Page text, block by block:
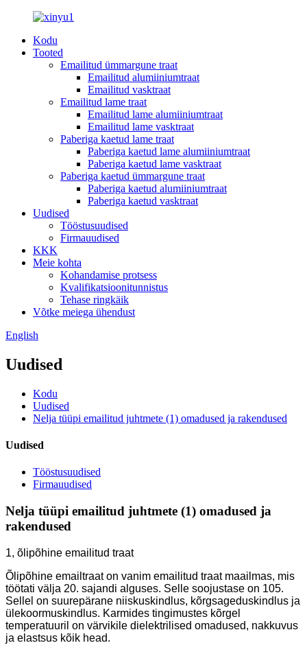
Kodu
Tooted
Emailitud ümmargune traat
Emailitud alumiiniumtraat
Emailitud vasktraat
Emailitud lame traat
Emailitud lame alumiiniumtraat
Emailitud lame vasktraat
Paberiga kaetud lame traat
Paberiga kaetud lame alumiiniumtraat
Paberiga kaetud lame vasktraat
Paberiga kaetud ümmargune traat
Paberiga kaetud alumiiniumtraat
Paberiga kaetud vasktraat
Uudised
Tööstusuudised
Firmauudised
KKK
Meie kohta
Kohandamise protsess
Kvalifikatsioonitunnistus
Tehase ringkäik
Võtke meiega ühendust
English
Uudised
Kodu
Uudised
Nelja tüüpi emailitud juhtmete (1) omadused ja rakendused
Uudised
Tööstusuudised
Firmauudised
Nelja tüüpi emailitud juhtmete (1) omadused ja
rakendused
1, õlipõhine emailitud traat
Õlipõhine emailtraat on vanim emailitud traat maailmas, mis
töötati välja 20. sajandi alguses. Selle soojustase on 105.
Sellel on suurepärane niiskuskindlus, kõrgsageduskindlus ja
ülekoormuskindlus. Karmides tingimustes kõrgel
temperatuuril on värvikile dielektrilised omadused, nakkuvus
ja elastsus kõik head.